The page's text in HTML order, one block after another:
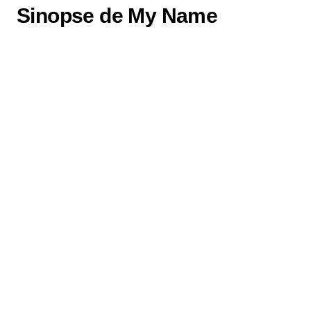
Sinopse de My Name